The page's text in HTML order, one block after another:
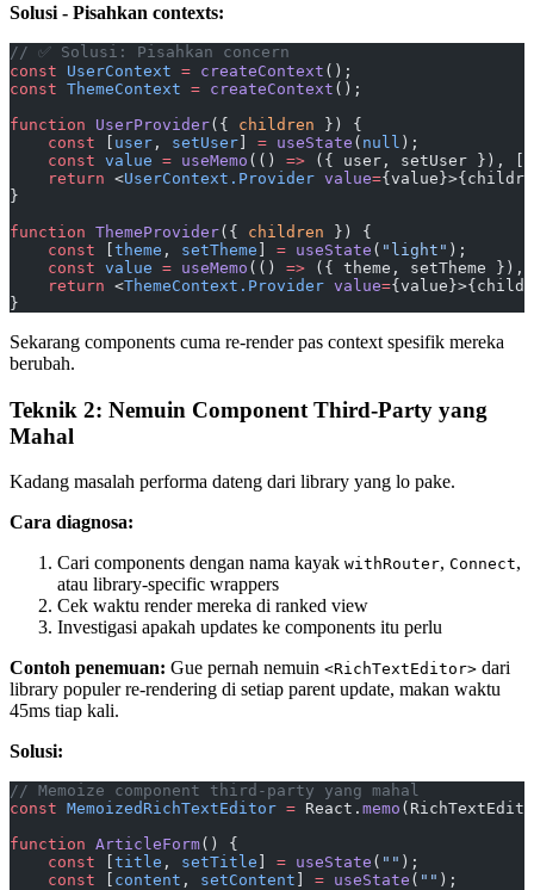
Solusi - Pisahkan contexts:
// ✅ Solusi: Pisahkan concern
const UserContext = createContext ();
const ThemeContext = createContext ();
function UserProvider({ children }) {
    const
user , setUser = useState ( null );
    const
value = useMemo (() => ({ user, setUser }),
    return
<UserContext.Provider value=
}
function ThemeProvider({ children }) {
    const
theme , setTheme = useState ( "light" );
    const
value = useMemo (() => ({ theme, setTheme }),
    return
<ThemeContext.Provider value=
}
Sekarang components cuma re-render pas context spesifik mereka
berubah.
Teknik 2: Nemuin Component Third-Party yang
Mahal
Kadang masalah performa dateng dari library yang lo pake.
Cara diagnosa:
Cari components dengan nama kayak withRouter, Connect,
atau library-specific wrappers
Cek waktu render mereka di ranked view
Investigasi apakah updates ke components itu perlu
Contoh penemuan: Gue pernah nemuin <RichTextEditor> dari
library populer re-rendering di setiap parent update, makan waktu
45ms tiap kali.
Solusi:
// Memoize component third-party yang mahal
const MemoizedRichTextEditor = React. memo
function ArticleForm() {
    const
title , setTitle = useState ( "" );
    const
content , setContent = useState ( "" );